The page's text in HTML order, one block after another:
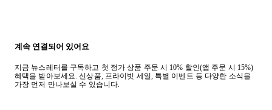
계속 연결되어 있어요
지금 뉴스레터를 구독하고 첫 정가 상품 주문 시 10% 할인(앱 주문 시 15%)
혜택을 받아보세요. 신상품, 프라이빗 세일, 특별 이벤트 등 다양한 소식을
가장 먼저 만나보실 수 있습니다.